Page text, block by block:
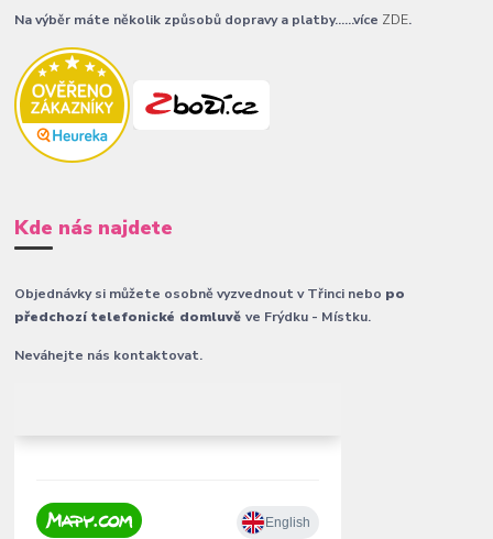
Na výběr máte několik způsobů dopravy a platby......více ZDE.
Kde nás najdete
Objednávky si můžete osobně vyzvednout v Třinci nebo po
předchozí telefonické domluvěve Frýdku - Místku.
Neváhejte nás kontaktovat.